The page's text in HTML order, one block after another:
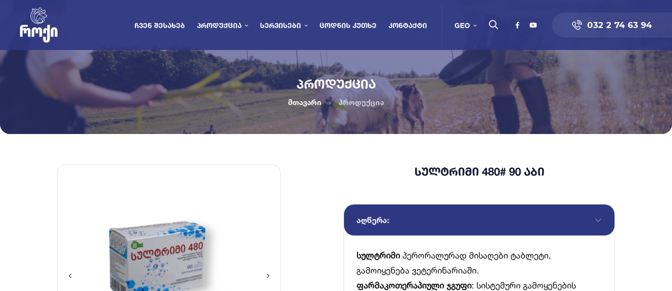
ᲩᲕᲔᲜ ᲨᲔᲡᲐᲮᲔᲑ ᲞᲠᲝᲓᲣᲥᲪᲘᲐ ᲡᲔᲠᲕᲘᲡᲔᲑᲘ ᲪᲝᲓᲜᲘᲡ ᲙᲣᲗᲮᲔ ᲙᲝᲜᲢᲐᲥᲢᲘ GEO 032 2 74 63 94
ᲞᲠᲝᲓᲣᲥᲪᲘᲐ
მთავარი პროდუქცია
ᲡᲣᲚᲢᲠᲘᲛᲘ 480# 90 ᲐᲑᲘ
ᲐᲦᲬᲔᲠᲐ:
სულტრიმი პერორალურად მისაღები ტაბლეტი,
გამოიყენება ვეტერინარიაში.
ფარმაკოთერაპიული ჯგუფი: სისტემური გამოყენების